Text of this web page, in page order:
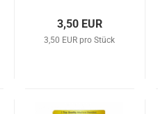
3,50 EUR
3,50 EUR pro Stück